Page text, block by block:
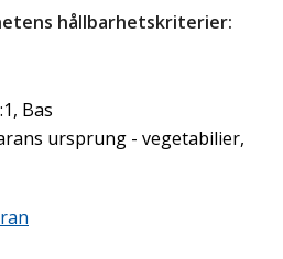
hållbarhetskriterier:
Bas
ursprung - vegetabilier,